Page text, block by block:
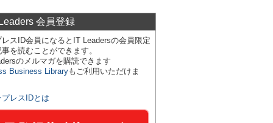
会員登録
スID会員になるとIT Leadersの会員限定
を読むことができます。
のメルマガを購読できます
Business Libraryもご利用いただけま
プレスIDとは